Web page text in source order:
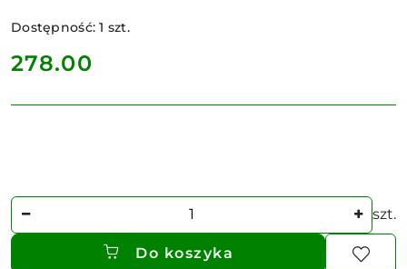
Dostępność:1 szt.
cena:
278.00
Ilość szt.
Do koszyka